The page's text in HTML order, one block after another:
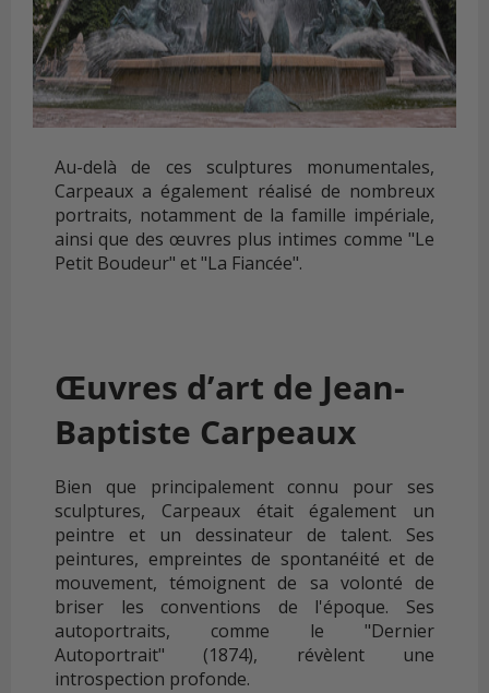
Au-delà de ces sculptures monumentales,
Carpeaux a également réalisé de nombreux
portraits, notamment de la famille impériale,
ainsi que des œuvres plus intimes comme "Le
Petit Boudeur" et "La Fiancée".
Œuvres d’art de Jean-
Baptiste Carpeaux
Bien que principalement connu pour ses
sculptures, Carpeaux était également un
peintre et un dessinateur de talent. Ses
peintures, empreintes de spontanéité et de
mouvement, témoignent de sa volonté de
briser les conventions de l'époque. Ses
autoportraits, comme le "Dernier
Autoportrait" (1874), révèlent une
introspection profonde.